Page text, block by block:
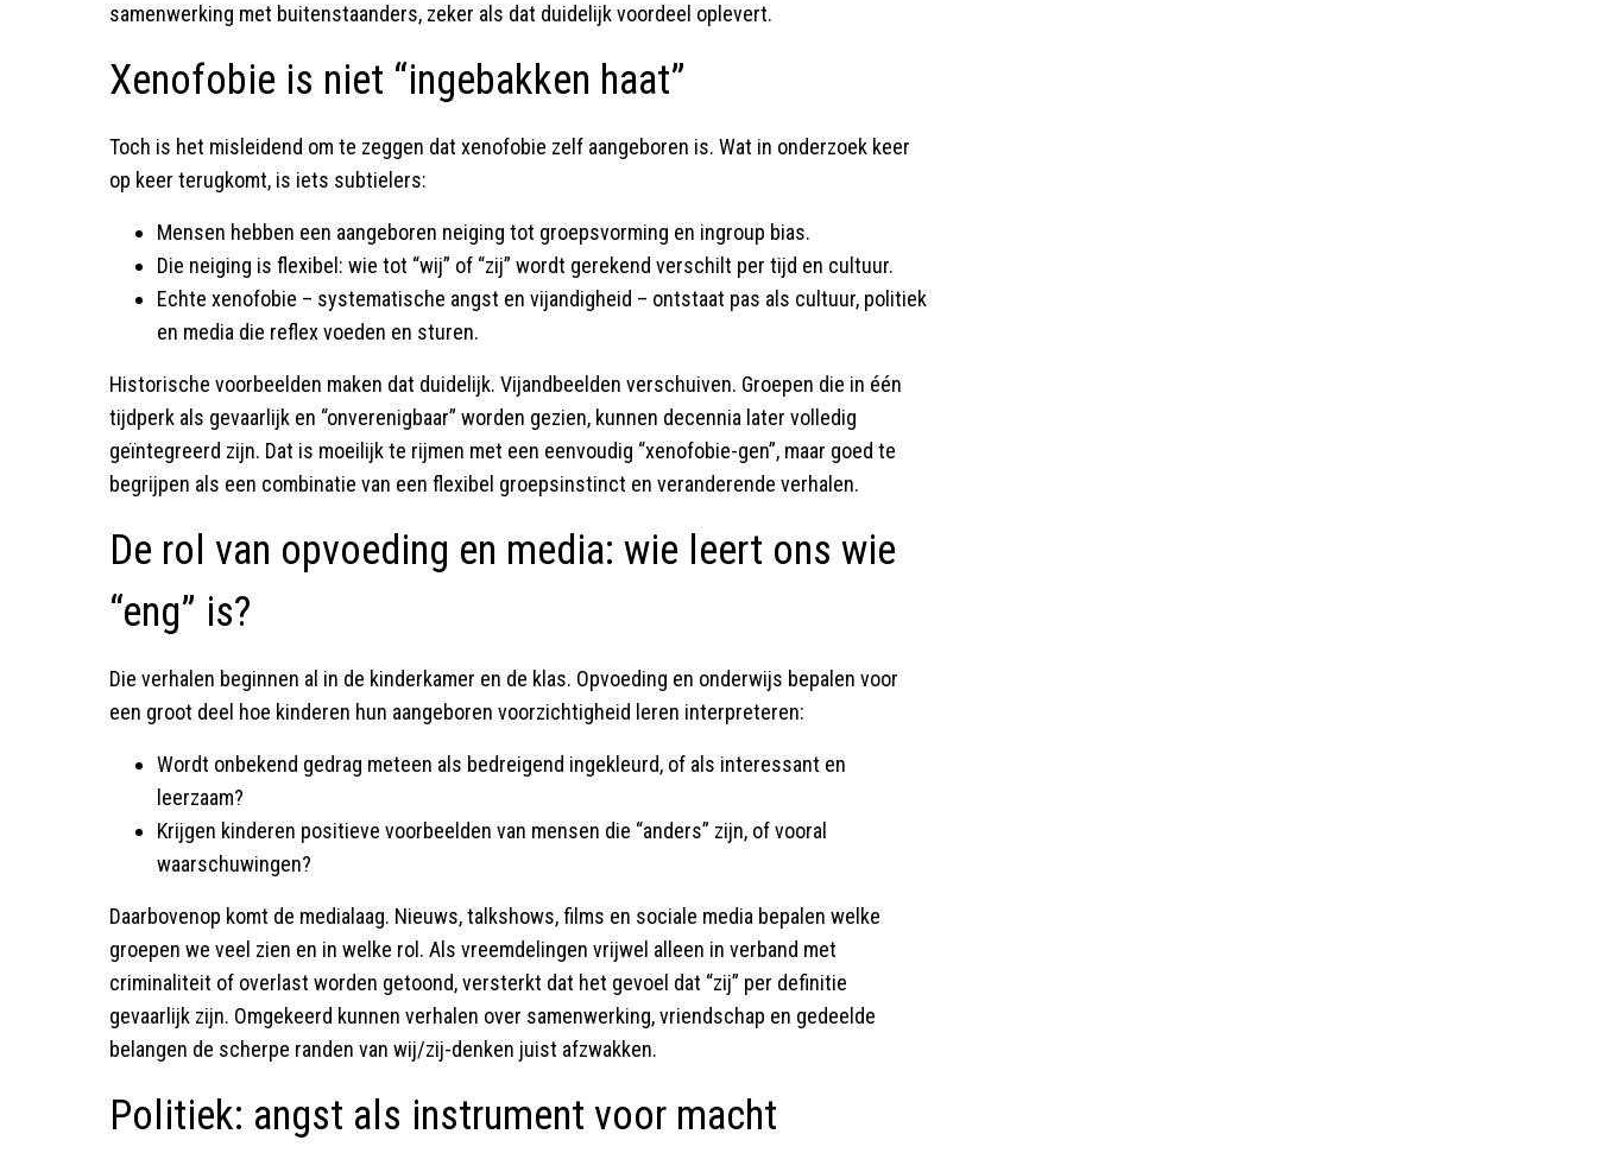
samenwerking met buitenstaanders, zeker als dat duidelijk voordeel oplevert.
Xenofobie is niet “ingebakken haat”
Toch is het misleidend om te zeggen dat xenofobie zelf aangeboren is. Wat in onderzoek keer
op keer terugkomt, is iets subtielers:
Mensen hebben een aangeboren neiging tot groepsvorming en ingroup bias.
Die neiging is flexibel: wie tot “wij” of “zij” wordt gerekend verschilt per tijd en cultuur.
Echte xenofobie – systematische angst en vijandigheid – ontstaat pas als cultuur, politiek
en media die reflex voeden en sturen.
Historische voorbeelden maken dat duidelijk. Vijandbeelden verschuiven. Groepen die in één
tijdperk als gevaarlijk en “onverenigbaar” worden gezien, kunnen decennia later volledig
geïntegreerd zijn. Dat is moeilijk te rijmen met een eenvoudig “xenofobie-gen”, maar goed te
begrijpen als een combinatie van een flexibel groepsinstinct en veranderende verhalen.
De rol van opvoeding en media: wie leert ons wie
“eng” is?
Die verhalen beginnen al in de kinderkamer en de klas. Opvoeding en onderwijs bepalen voor
een groot deel hoe kinderen hun aangeboren voorzichtigheid leren interpreteren:
Wordt onbekend gedrag meteen als bedreigend ingekleurd, of als interessant en
leerzaam?
Krijgen kinderen positieve voorbeelden van mensen die “anders” zijn, of vooral
waarschuwingen?
Daarbovenop komt de medialaag. Nieuws, talkshows, films en sociale media bepalen welke
groepen we veel zien en in welke rol. Als vreemdelingen vrijwel alleen in verband met
criminaliteit of overlast worden getoond, versterkt dat het gevoel dat “zij” per definitie
gevaarlijk zijn. Omgekeerd kunnen verhalen over samenwerking, vriendschap en gedeelde
belangen de scherpe randen van wij/zij-denken juist afzwakken.
Politiek: angst als instrument voor macht